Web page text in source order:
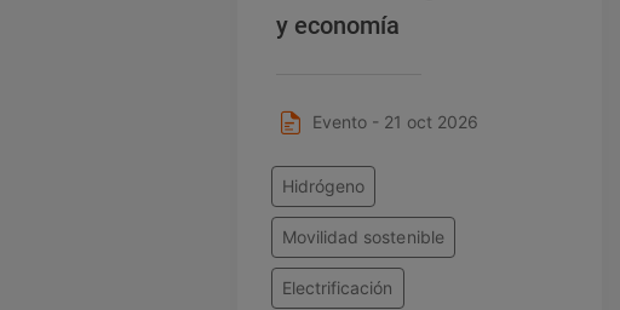
y economía
Evento - 21 oct 2026
Hidrógeno
Movilidad sostenible
Electrificación